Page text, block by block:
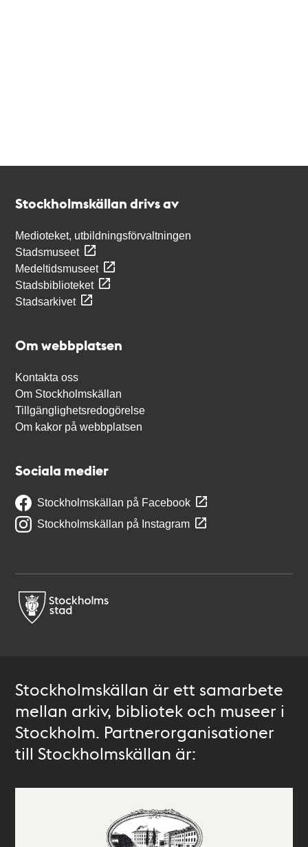
Stockholmskällan drivs av
Medioteket, utbildningsförvaltningen
Stadsmuseet
Medeltidsmuseet
Stadsbiblioteket
Stadsarkivet
Om webbplatsen
Kontakta oss
Om Stockholmskällan
Tillgänglighetsredogörelse
Om kakor på webbplatsen
Sociala medier
Stockholmskällan på Facebook
Stockholmskällan på Instagram
Stockholmskällan är ett samarbete
mellan arkiv, bibliotek och museer i
Stockholm. Partnerorganisationer
till Stockholmskällan är: